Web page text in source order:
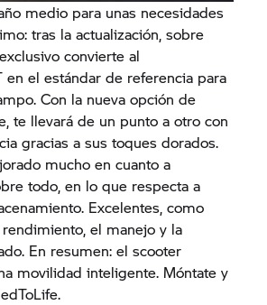
medio para unas necesidades
tras la actualización, sobre
convierte al
en el estándar de referencia para
Con la nueva opción de
te llevará de un punto a otro con
gracias a sus toques dorados.
mucho en cuanto a
todo, en lo que respecta a
Excelentes, como
el manejo y la
En resumen: el scooter
movilidad inteligente. Móntate y